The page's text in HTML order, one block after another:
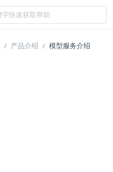
产品介绍 模型服务介绍